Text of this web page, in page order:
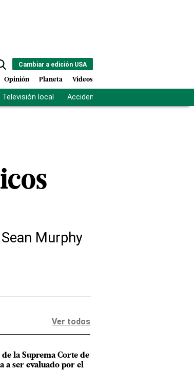
Cambiar a edición USA
Opinión Planeta Videos
Televisión local Accidente Los Ríos
Murphy
Ver todos
la Suprema Corte de
a ser evaluado por el